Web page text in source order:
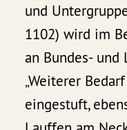
und
1102) wird im
an Bundes- und
„Weiterer
eingestuft,